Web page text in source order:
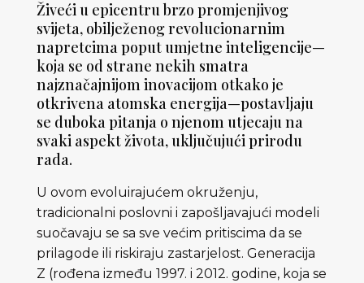
Živeći u epicentru brzo promjenjivog
svijeta, obilježenog revolucionarnim
napretcima poput umjetne inteligencije—
koja se od strane nekih smatra
najznačajnijom inovacijom otkako je
otkrivena atomska energija—postavljaju
se duboka pitanja o njenom utjecaju na
svaki aspekt života, uključujući prirodu
rada.
U ovom evoluirajućem okruženju,
tradicionalni poslovni i zapošljavajući modeli
suočavaju se sa sve većim pritiscima da se
prilagode ili riskiraju zastarjelost. Generacija
Z (rođena između 1997. i 2012. godine, koja se